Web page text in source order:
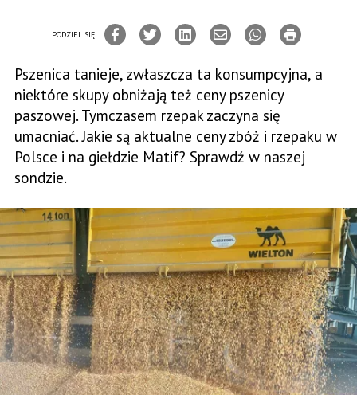
PODZIEL SIĘ
Pszenica tanieje, zwłaszcza ta konsumpcyjna, a
niektóre skupy obniżają też ceny pszenicy
paszowej. Tymczasem rzepak zaczyna się
umacniać. Jakie są aktualne ceny zbóż i rzepaku w
Polsce i na giełdzie Matif? Sprawdź w naszej
sondzie.